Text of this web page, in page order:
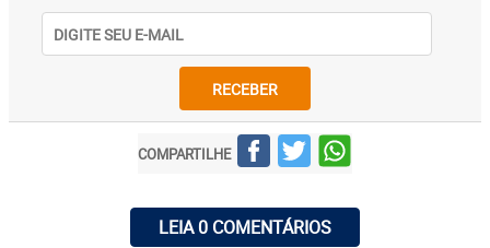
RECEBER
COMPARTILHE
LEIA 0 COMENTÁRIOS